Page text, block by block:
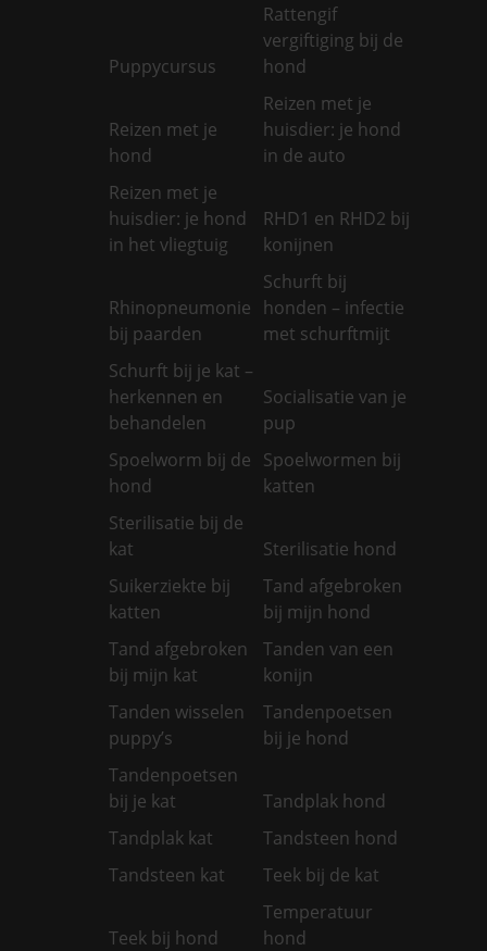
Puppycursus
Rattengif
vergiftiging bij de
hond
Reizen met je
hond
Reizen met je
huisdier: je hond
in de auto
Reizen met je
huisdier: je hond
in het vliegtuig
RHD1 en RHD2 bij
konijnen
Rhinopneumonie
bij paarden
Schurft bij
honden – infectie
met schurftmijt
Schurft bij je kat –
herkennen en
behandelen
Socialisatie van je
pup
Spoelworm bij de
hond
Spoelwormen bij
katten
Sterilisatie bij de
kat
Sterilisatie hond
Suikerziekte bij
katten
Tand afgebroken
bij mijn hond
Tand afgebroken
bij mijn kat
Tanden van een
konijn
Tanden wisselen
puppy’s
Tandenpoetsen
bij je hond
Tandenpoetsen
bij je kat
Tandplak hond
Tandplak kat
Tandsteen hond
Tandsteen kat
Teek bij de kat
Teek bij hond
Temperatuur
hond